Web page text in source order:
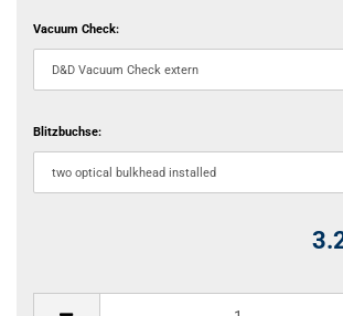
Vacuum Check:
Blitzbuchse: